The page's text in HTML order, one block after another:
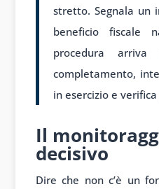
stretto. Segnala un
beneficio fiscale
procedura
completamento,
in esercizio e
Il
decisivo
Dire che non c’è un